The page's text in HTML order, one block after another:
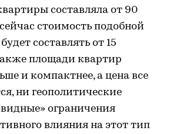
составляла от 90
стоимость подобной
составлять от 15
площади квартир
и компактнее, а цена все
ни геополитические
ограничения
влияния на этот тип